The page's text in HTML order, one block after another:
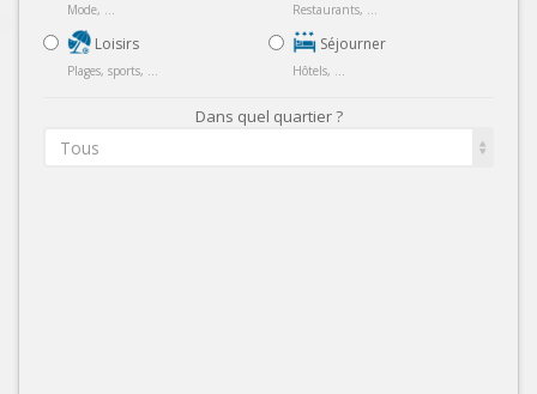
Mode, ...
Loisirs
Plages, sports, ...
Restaurants, ...
Séjourner
Hôtels, ...
Dans quel quartier ?
Tous